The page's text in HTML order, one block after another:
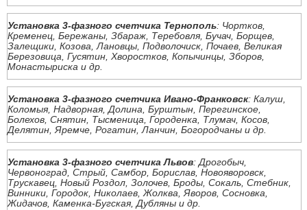
Установка 3-фазного счетчика Тернополь: Чортков,
Кременец, Бережаны, Збараж, Теребовля, Бучач, Борщев,
Залещики, Козова, Лановцы, Подволочиск, Почаев, Великая
Березовица, Гусятин, Хворостков, Копычинцы, Зборов,
Монастыриска и др.
Установка 3-фазного счетчика Ивано-Франковск: Калуш,
Коломыя, Надворная, Долина, Бурштын, Перегинское,
Болехов, Снятин, Тысменица, Городенка, Тлумач, Косов,
Делятин, Яремче, Рогатин, Ланчин, Богородчаны и др.
Установка 3-фазного счетчика Львов: Дрогобыч,
Червоноград, Стрый, Самбор, Борислав, Новояворовск,
Трускавец, Новый Роздол, Золочев, Броды, Сокаль, Стебник,
Винники, Городок, Николаев, Жолква, Яворов, Сосновка,
Жидачов, Каменка-Бугская, Дубляны и др.